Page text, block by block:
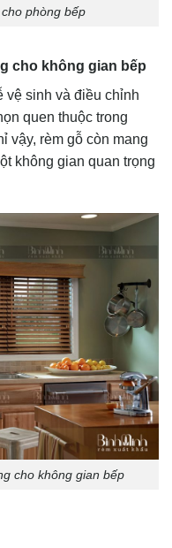
phòng bếp
cho không gian bếp
vệ sinh và điều chỉnh
quen thuộc trong
vậy, rèm gỗ còn mang
không gian quan trọng
cho không gian bếp